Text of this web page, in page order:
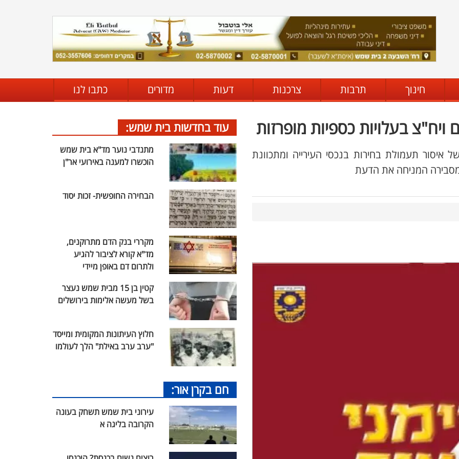
חינוך תרבות צרכנות דעות מדורים כתבו לנו
ויח"צ בעלויות כספיות מופרזות
תעמולת בחירות בנכסי העירייה ומתכוונת
המניחה את הדעת
עוד בחדשות בית שמש:
מתנדבי נוער מד"א בית שמש
הוכשרו למענה באירועי אר"ן
הבחירה החופשית- זכות יסוד
מקררי בנק הדם מתרוקנים,
מד"א קורא לציבור להגיע
ולתרום דם באופן מיידי
קטין בן 15 מבית שמש נעצר
בשל מעשה אלימות בירושלים
חלוץ העיתונות המקומית ומייסד
"ערב ערב באילת" הלך לעולמו
חם בקרן אור:
עירוני בית שמש תשחק בעונה
הקרובה בליגה א